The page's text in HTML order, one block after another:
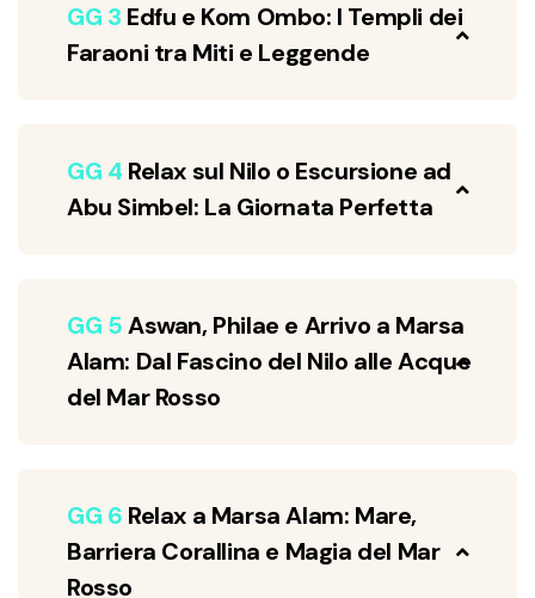
GG 3 Edfu e Kom Ombo: I Templi dei
Faraoni tra Miti e Leggende
GG 4 Relax sul Nilo o Escursione ad
Abu Simbel: La Giornata Perfetta
GG 5Aswan, Philae e Arrivo a Marsa
Alam: Dal Fascino del Nilo alle Acque
del Mar Rosso
GG 6 Relax a Marsa Alam: Mare,
Barriera Corallina e Magia del Mar
Rosso